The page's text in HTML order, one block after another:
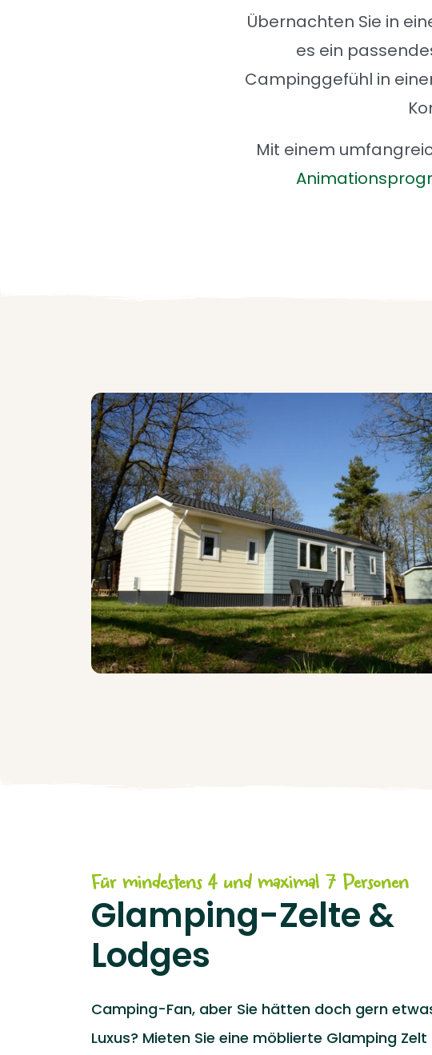
Übernachten Sie in
es ein
Campinggefühl in
Mit einem
Für mindestens 4 und maximal 7 Personen
Glamping-Zelte &
Lodges
Camping-Fan, aber Sie hätten doch gern
Luxus? Mieten Sie eine möblierte Glamping Zelt